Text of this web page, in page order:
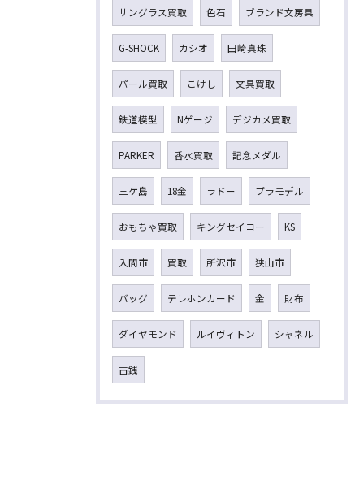
サングラス買取 色石 ブランド文房具
G-SHOCK カシオ 田崎真珠
パール買取 こけし 文具買取
鉄道模型 Nゲージ デジカメ買取
PARKER 香水買取 記念メダル
三ケ島 18金 ラドー プラモデル
おもちゃ買取 キングセイコー KS
入間市 買取 所沢市 狭山市
バッグ テレホンカード 金 財布
ダイヤモンド ルイヴィトン シャネル
古銭